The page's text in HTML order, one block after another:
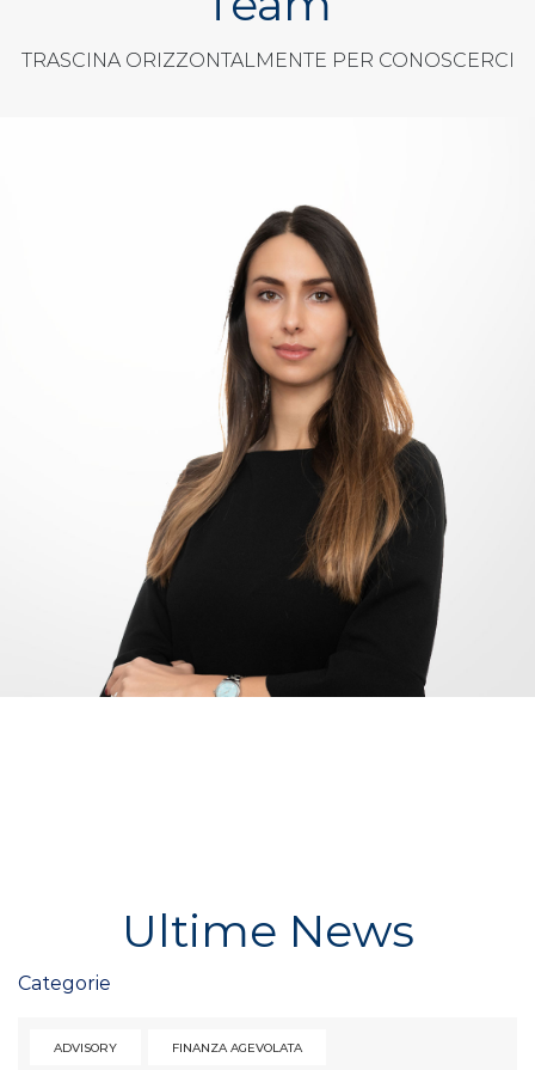
TRASCINA ORIZZONTALMENTE PER CONOSCERCI
Ultime News
Categorie
ADVISORY FINANZA AGEVOLATA